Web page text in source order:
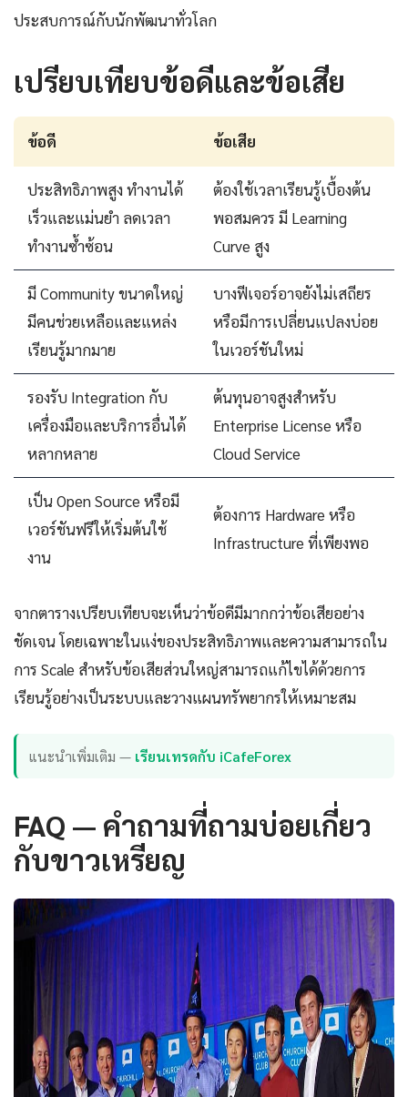
ประสบการณ์กับนักพัฒนาทั่วโลก
เปรียบเทียบข้อดีและข้อเสีย
ข้อดี ข้อเสีย
ประสิทธิภาพสูง ทำงานได้
เร็วและแม่นยำ ลดเวลา
ทำงานซ้ำซ้อน
ต้องใช้เวลาเรียนรู้เบื้องต้น
พอสมควร มี Learning
Curve สูง
มี Community ขนาดใหญ่
มีคนช่วยเหลือและแหล่ง
เรียนรู้มากมาย
บางฟีเจอร์อาจยังไม่เสถียร
หรือมีการเปลี่ยนแปลงบ่อย
ในเวอร์ชันใหม่
รองรับ Integration กับ
เครื่องมือและบริการอื่นได้
หลากหลาย
ต้นทุนอาจสูงสำหรับ
Enterprise License หรือ
Cloud Service
เป็น Open Source หรือมี
เวอร์ชันฟรีให้เริ่มต้นใช้
งาน
ต้องการ Hardware หรือ
Infrastructure ที่เพียงพอ
จากตารางเปรียบเทียบจะเห็นว่าข้อดีมีมากกว่าข้อเสียอย่าง
ชัดเจน โดยเฉพาะในแง่ของประสิทธิภาพและความสามารถใน
การ Scale สำหรับข้อเสียส่วนใหญ่สามารถแก้ไขได้ด้วยการ
เรียนรู้อย่างเป็นระบบและวางแผนทรัพยากรให้เหมาะสม
แนะนำเพิ่มเติม — เรียนเทรดกับ iCafeForex
FAQ — คำถามที่ถามบ่อยเกี่ยว
กับขาวเหรียญ